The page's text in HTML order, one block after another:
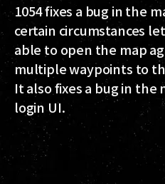
1054 fixes a bug in the
certain circumstances
able to open the map
multiple waypoints to
It also fixes a bug in
login UI.